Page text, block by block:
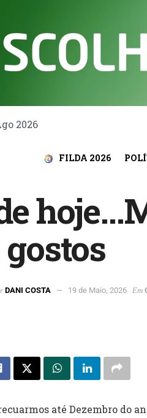
2026
FILDA 2026
gostos
DANI COSTA 19 de Maio, 2026 Em
até Dezembro do